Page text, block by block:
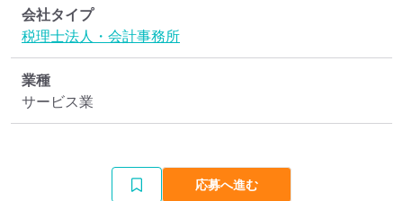
会社タイプ
税理士法人・会計事務所
業種
サービス業
応募へ進む